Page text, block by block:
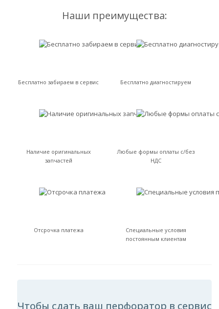
Наши преимущества:
Бесплатно забираем в сервис Бесплатно диагностируем
Наличие оригинальных
запчастей
Любые формы оплаты с/без
НДС
Отсрочка платежа
Специальные условия
постоянным клиентам
Чтобы сдать ваш перфоратор в сервис